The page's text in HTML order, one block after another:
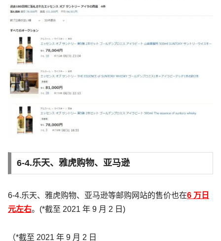
6-4.乐天、雅虎购物、亚马逊
6-4.乐天、雅虎购物、亚马逊等邮购网站的售价也在6 万日
元左右。(*截至 2021 年 9 月 2 日)
（*截至 2021 年 9 月 2 日